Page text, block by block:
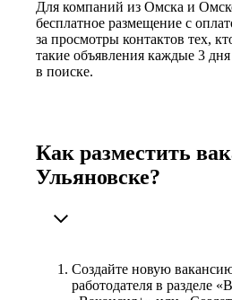
Для компаний из Омска и
бесплатное размещение с
за просмотры контактов тех,
такие объявления каждые 3
в поиске.
Как разместить
Ульяновске?
Создайте новую
работодателя в разделе